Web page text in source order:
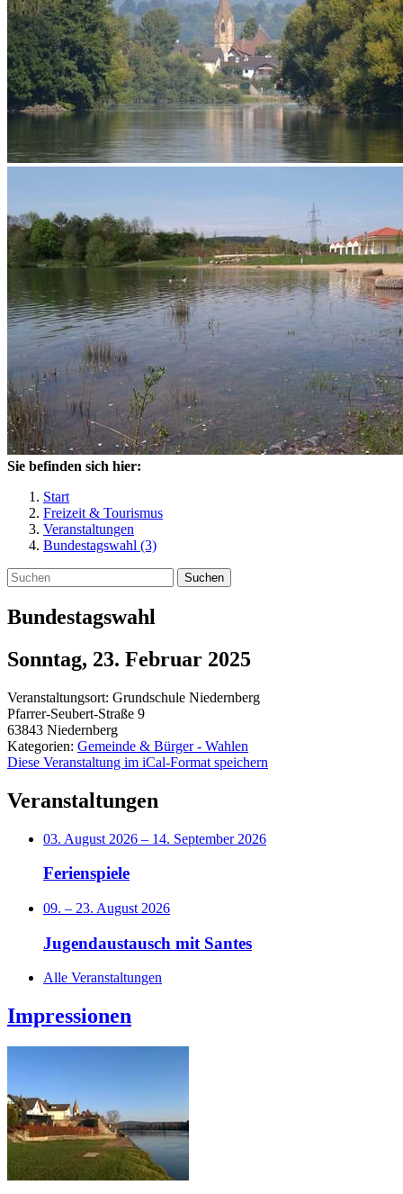
Sie befinden sich hier:
Start
Freizeit & Tourismus
Veranstaltungen
Bundestagswahl (3)
Suchen
Bundestagswahl
Sonntag, 23. Februar 2025
Veranstaltungsort: Grundschule Niedernberg
Pfarrer-Seubert-Straße 9
63843 Niedernberg
Kategorien: Gemeinde & Bürger - Wahlen
Diese Veranstaltung im iCal-Format speichern
Veranstaltungen
03. August 2026 – 14. September 2026
Ferienspiele
09. – 23. August 2026
Jugendaustausch mit Santes
Alle Veranstaltungen
Impressionen